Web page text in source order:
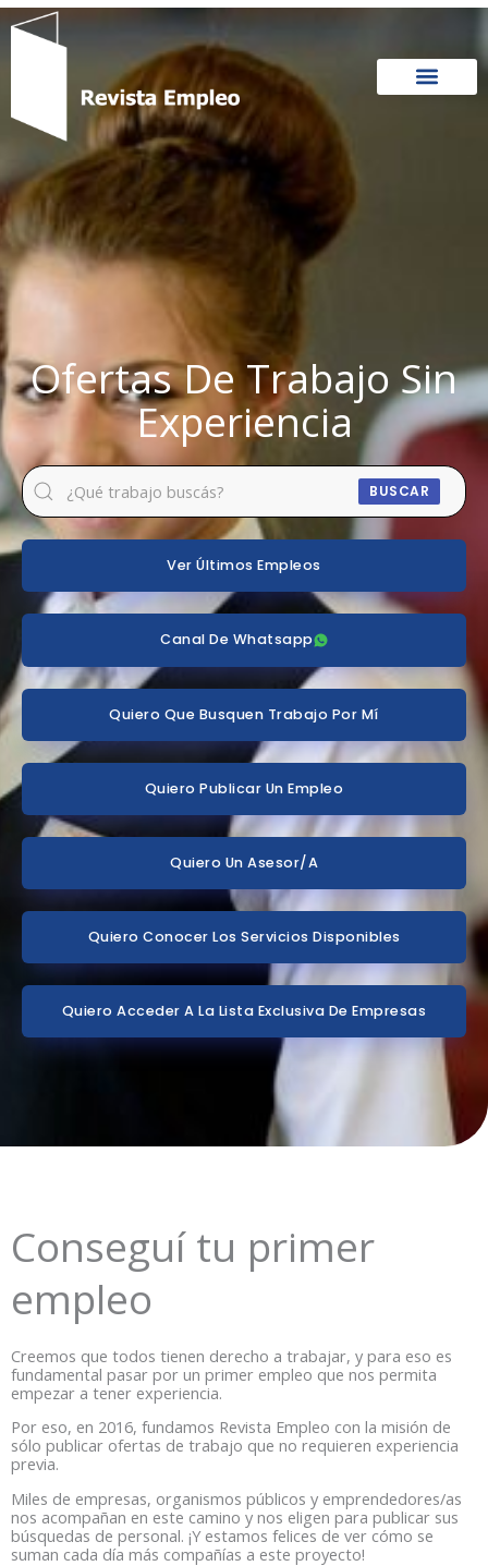
Ir
Ofertas De Trabajo Sin
Experiencia
BUSCAR
Ver Últimos Empleos
Canal De Whatsapp
Quiero Que Busquen Trabajo Por Mí
Quiero Publicar Un Empleo
Quiero Un Asesor/a
Quiero Conocer Los Servicios Disponibles
Quiero Acceder A La Lista Exclusiva De Empresas
Conseguí tu primer
empleo
Creemos que todos tienen derecho a trabajar, y para eso es
fundamental pasar por un primer empleo que nos permita
empezar a tener experiencia.
Por eso, en 2016, fundamos Revista Empleo con la misión de
sólo publicar ofertas de trabajo que no requieren experiencia
previa.
Miles de empresas, organismos públicos y emprendedores/as
nos acompañan en este camino y nos eligen para publicar sus
búsquedas de personal. ¡Y estamos felices de ver cómo se
suman cada día más compañías a este proyecto!